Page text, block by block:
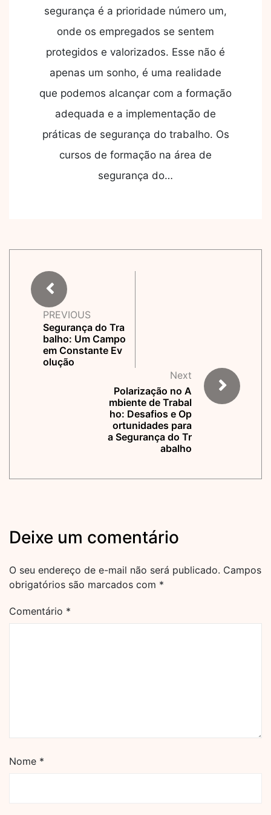
segurança é a prioridade número um,
onde os empregados se sentem
protegidos e valorizados. Esse não é
apenas um sonho, é uma realidade
que podemos alcançar com a formação
adequada e a implementação de
práticas de segurança do trabalho. Os
cursos de formação na área de
segurança do…
PREVIOUS
Segurança do Tra
balho: Um Campo
em Constante Ev
olução
Next
Polarização no A
mbiente de Trabal
ho: Desafios e Op
ortunidades para
a Segurança do Tr
abalho
Deixe um comentário
O seu endereço de e-mail não será publicado. Campos
obrigatórios são marcados com *
Comentário *
Nome *